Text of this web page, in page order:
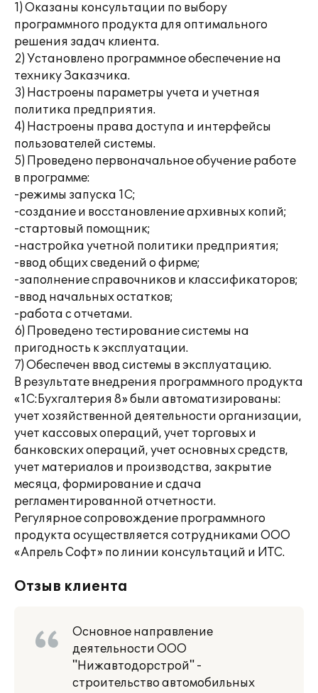
1) Оказаны консультации по выбору
программного продукта для оптимального
решения задач клиента.
2) Установлено программное обеспечение на
технику Заказчика.
3) Настроены параметры учета и учетная
политика предприятия.
4) Настроены права доступа и интерфейсы
пользователей системы.
5) Проведено первоначальное обучение работе
в программе:
-режимы запуска 1С;
-создание и восстановление архивных копий;
-стартовый помощник;
-настройка учетной политики предприятия;
-ввод общих сведений о фирме;
-заполнение справочников и классификаторов;
-ввод начальных остатков;
-работа с отчетами.
6) Проведено тестирование системы на
пригодность к эксплуатации.
7) Обеспечен ввод системы в эксплуатацию.
В результате внедрения программного продукта
«1С:Бухгалтерия 8» были автоматизированы:
учет хозяйственной деятельности организации,
учет кассовых операций, учет торговых и
банковских операций, учет основных средств,
учет материалов и производства, закрытие
месяца, формирование и сдача
регламентированной отчетности.
Регулярное сопровождение программного
продукта осуществляется сотрудниками ООО
«Апрель Софт» по линии консультаций и ИТС.
Отзыв клиента
Основное направление
деятельности ООО
"Нижавтодорстрой" -
строительство автомобильных